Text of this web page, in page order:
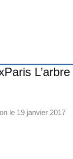
le 19 janvier 2017